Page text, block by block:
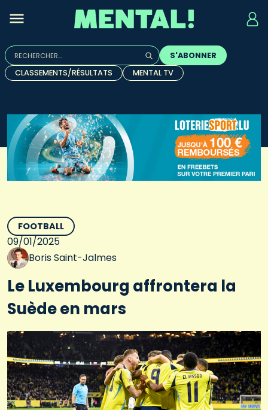
Rechercher :
Quand les résultats de l'auto-complétion sont
S'ABONNER
CLASSEMENTS/RÉSULTATS
MENTAL TV
FOOTBALL
09/01/2025
Boris Saint-Jalmes
Le Luxembourg affrontera la
Suède en mars